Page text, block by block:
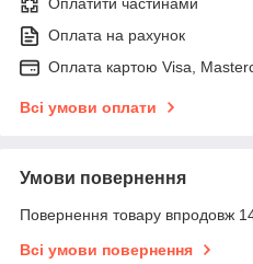
Оплата на рахунок
Оплата картою Visa,
Всі умови оплати
Умови повернення
Повернення товару впродовж
Всі умови повернення